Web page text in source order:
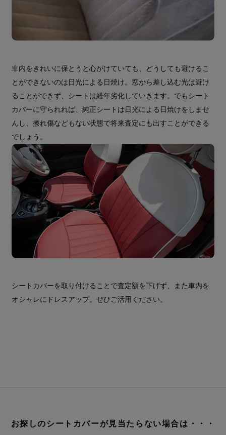
車内をきれいに保とうと心がけていても、どうしても避けるこ
とができないのは日光による日焼け。窓から差し込む光は避け
ることができず、シートは経年劣化していきます。でもシート
カバーに守られれば、純正シートは日光による日焼けをしませ
んし、擦れ傷などもない状態で将来査定にも出すことができる
でしょう。
シートカバーを取り付けることで査定額を下げず、また車内を
オシャレにドレスアップ。ぜひご活用ください。
お探しのシートカバーが見当たらない場合は・・・